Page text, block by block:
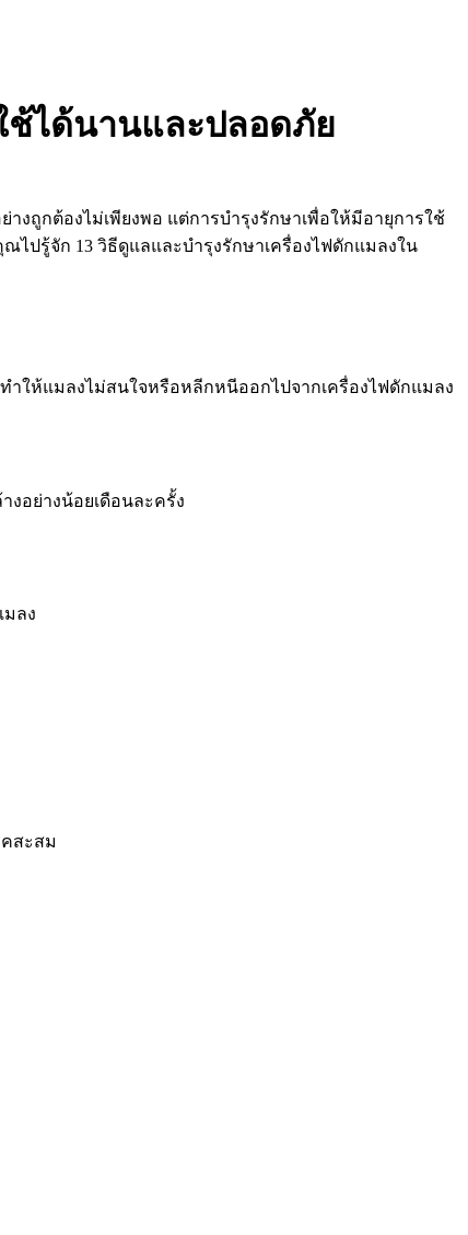
ช้ได้นานและปลอดภัย
ถูกต้องไม่เพียงพอ แต่การบำรุงรักษาเพื่อให้มีอายุการใช้
ปรู้จัก 13 วิธีดูแลและบำรุงรักษาเครื่องไฟดักแมลงใน
ำให้แมลงไม่สนใจหรือหลีกหนีออกไปจากเครื่องไฟดักแมลง
อย่างน้อยเดือนละครั้ง
มลง
สะสม